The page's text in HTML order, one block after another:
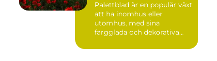
Palettblad är en populär växt
att ha inomhus eller
utomhus, med sina
färgglada och dekorativa